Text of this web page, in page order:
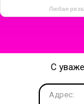
Любая
С
Адрес: